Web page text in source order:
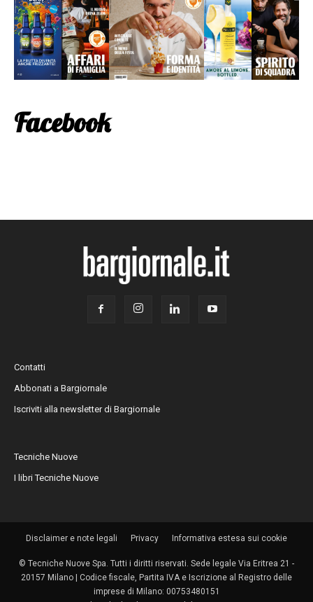
Facebook
Contatti
Abbonati a Bargiornale
Iscriviti alla newsletter di Bargiornale
Tecniche Nuove
I libri Tecniche Nuove
Disclaimer e note legali Privacy Informativa estesa sui cookie
© Tecniche Nuove Spa. Tutti i diritti riservati. Sede legale Via Eritrea 21 -
20157 Milano | Codice fiscale, Partita IVA e Iscrizione al Registro delle
imprese di Milano: 00753480151